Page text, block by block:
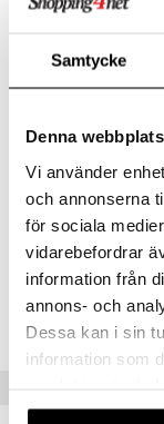
Samtycke
Denna
Vi använder
och annonserna
för sociala
vidarebefordrar
information från
annons- och
Dessa kan i sin
information som
våra cookies vid
että tuntee.
täydellinen
perheaktiviteetin
Ikäsuositus: 10+
Tuotenumero